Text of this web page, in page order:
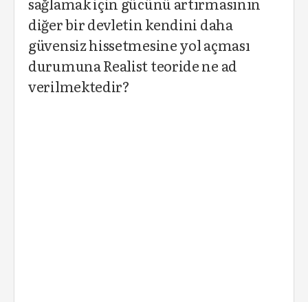
diğer bir devletin kendini daha
güvensiz hissetmesine yol açması
durumuna Realist teoride ne ad
verilmektedir?